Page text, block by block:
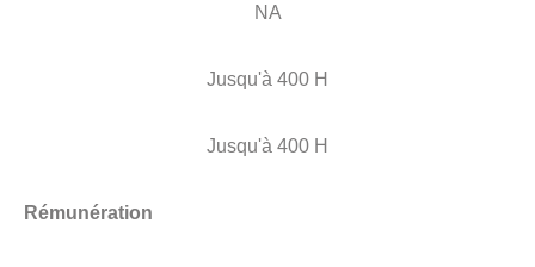
NA
Jusqu'à 400 H
Jusqu'à 400 H
Rémunération